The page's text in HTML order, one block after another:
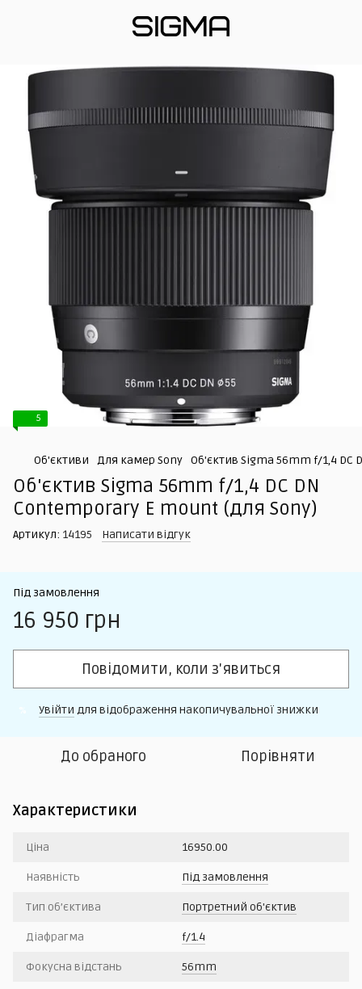
5
Об'єктиви Для камер Sony Об'єктив Sigma 56mm f/1,4 DC
Об'єктив Sigma 56mm f/1,4 DC DN
Contemporary E mount (для Sony)
Артикул: 14195 Написати відгук
Під замовлення
16 950 грн
Повідомити, коли з'явиться
Увійти для відображення накопичувальної знижки
До обраного Порівняти
Характеристики
Ціна 16950.00
Наявність Під замовлення
Тип об’єктива Портретний об'єктив
Діафрагма f/1.4
Фокусна відстань 56mm